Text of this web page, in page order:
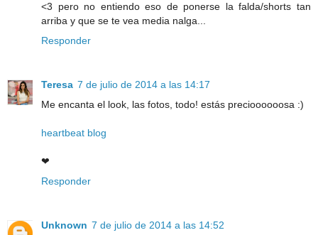
<3 pero no entiendo eso de ponerse la falda/shorts tan
arriba y que se te vea media nalga...
Responder
Teresa 7 de julio de 2014 a las 14:17
Me encanta el look, las fotos, todo! estás precioooooosa :)
heartbeat blog
❤
Responder
Unknown 7 de julio de 2014 a las 14:52